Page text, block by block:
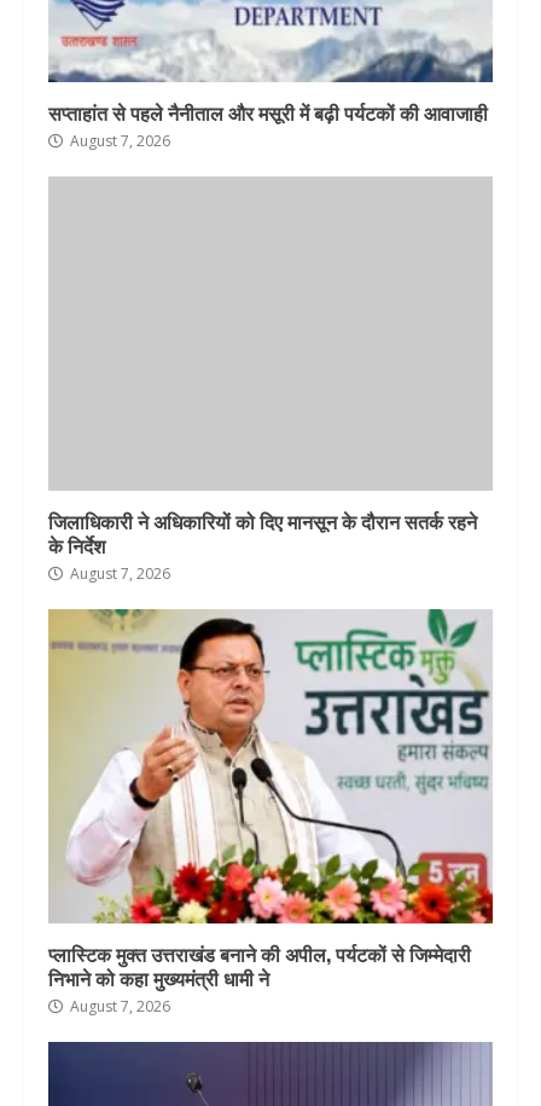
सप्ताहांत से पहले नैनीताल और मसूरी में बढ़ी पर्यटकों की आवाजाही
August 7, 2026
जिलाधिकारी ने अधिकारियों को दिए मानसून के दौरान सतर्क रहने
के निर्देश
August 7, 2026
प्लास्टिक मुक्त उत्तराखंड बनाने की अपील, पर्यटकों से जिम्मेदारी
निभाने को कहा मुख्यमंत्री धामी ने
August 7, 2026